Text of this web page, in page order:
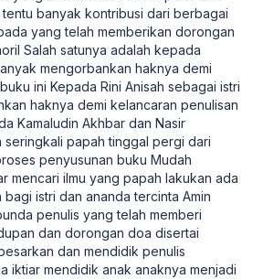
banyak kontribusi dari berbagai
yang telah memberikan dorongan
Salah satunya adalah kepada
mengorbankan haknya demi
ini Kepada Rini Anisah sebagai istri
haknya demi kelancaran penulisan
Kamaludin Akhbar dan Nasir
seringkali papah tinggal pergi dari
penyusunan buku Mudah
mencari ilmu yang papah lakukan ada
istri dan ananda tercinta Amin
penulis yang telah memberi
dan dorongan doa disertai
dan mendidik penulis
iktiar mendidik anak anaknya menjadi